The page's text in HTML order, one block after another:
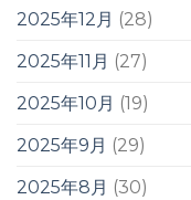
2025年12月 (28)
2025年11月 (27)
2025年10月 (19)
2025年9月 (29)
2025年8月 (30)